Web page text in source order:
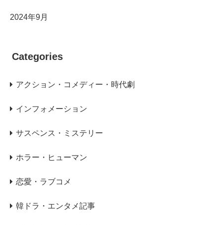
2024年9月
Categories
アクション・コメディー・時代劇
インフォメーション
サスペンス・ミステリー
ホラー・ヒューマン
恋愛・ラブコメ
韓ドラ・エンタメ記事